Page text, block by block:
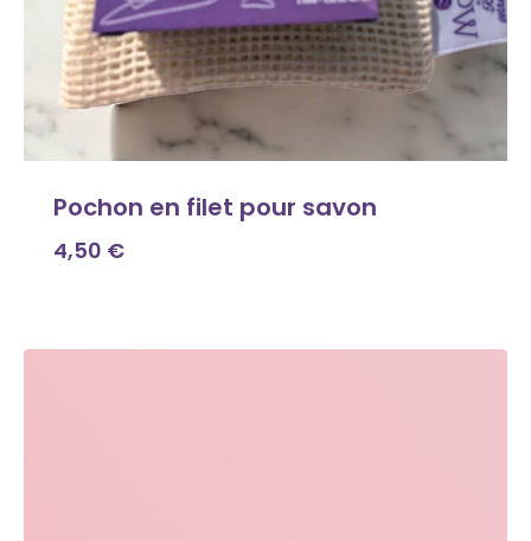
Pochon en filet pour savon
4,50 €